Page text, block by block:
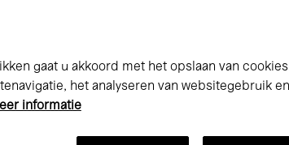
gaat u akkoord met het opslaan van
het analyseren van websitegebruik
informatie